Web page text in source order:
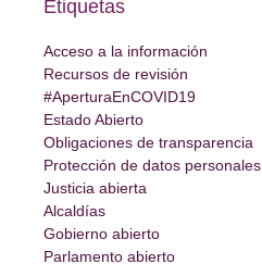
Etiquetas
Acceso a la información
Recursos de revisión
#AperturaEnCOVID19
Estado Abierto
Obligaciones de transparencia
Protección de datos personales
Justicia abierta
Alcaldías
Gobierno abierto
Parlamento abierto